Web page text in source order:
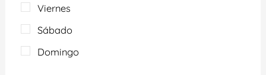
Viernes
Sábado
Domingo